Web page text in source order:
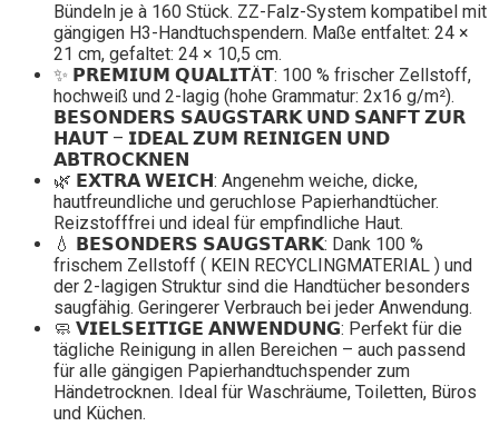
Bündeln je à 160 Stück. ZZ-Falz-System kompatibel mit
gängigen H3-Handtuchspendern. Maße entfaltet: 24 ×
21 cm, gefaltet: 24 × 10,5 cm.
✨ 𝗣𝗥𝗘𝗠𝗜𝗨𝗠 𝗤𝗨𝗔𝗟𝗜𝗧Ä𝗧: 100 % frischer Zellstoff,
hochweiß und 2-lagig (hohe Grammatur: 2x16 g/m²).
𝗕𝗘𝗦𝗢𝗡𝗗𝗘𝗥𝗦 𝗦𝗔𝗨𝗚𝗦𝗧𝗔𝗥𝗞 𝗨𝗡𝗗 𝗦𝗔𝗡𝗙𝗧 𝗭𝗨𝗥
𝗛𝗔𝗨𝗧 – 𝗜𝗗𝗘𝗔𝗟 𝗭𝗨𝗠 𝗥𝗘𝗜𝗡𝗜𝗚𝗘𝗡 𝗨𝗡𝗗
𝗔𝗕𝗧𝗥𝗢𝗖𝗞𝗡𝗘𝗡
🌿 𝗘𝗫𝗧𝗥𝗔 𝗪𝗘𝗜𝗖𝗛: Angenehm weiche, dicke,
hautfreundliche und geruchlose Papierhandtücher.
Reizstofffrei und ideal für empfindliche Haut.
💧 𝗕𝗘𝗦𝗢𝗡𝗗𝗘𝗥𝗦 𝗦𝗔𝗨𝗚𝗦𝗧𝗔𝗥𝗞: Dank 100 %
frischem Zellstoff ( KEIN RECYCLINGMATERIAL ) und
der 2-lagigen Struktur sind die Handtücher besonders
saugfähig. Geringerer Verbrauch bei jeder Anwendung.
🧼 𝗩𝗜𝗘𝗟𝗦𝗘𝗜𝗧𝗜𝗚𝗘 𝗔𝗡𝗪𝗘𝗡𝗗𝗨𝗡𝗚: Perfekt für die
tägliche Reinigung in allen Bereichen – auch passend
für alle gängigen Papierhandtuchspender zum
Händetrocknen. Ideal für Waschräume, Toiletten, Büros
und Küchen.